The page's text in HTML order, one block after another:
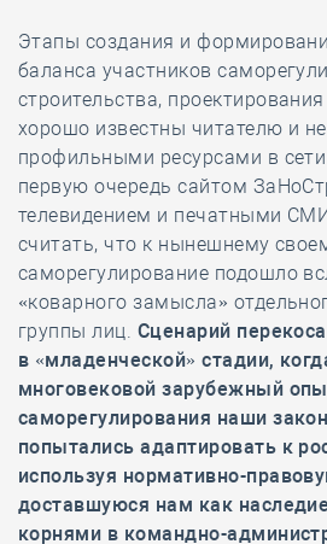
Этапы создания и
баланса участников
строительства,
хорошо известны читателю и
профильными ресурсами в сети
первую очередь сайтом
телевидением и печатными
считать, что к нынешнему
саморегулирование подошло
«коварного замысла»
группы лиц. Сценарий
в «младенческой» стадии,
многовековой зарубежный
саморегулирования наши
попытались адаптировать к
используя нормативно-
доставшуюся нам как
корнями в командно-